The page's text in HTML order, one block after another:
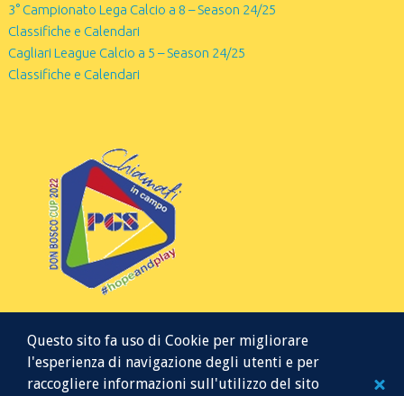
3° Campionato Lega Calcio a 8 – Season 24/25
Classifiche e Calendari
Cagliari League Calcio a 5 – Season 24/25
Classifiche e Calendari
Questo sito fa uso di Cookie per migliorare
l'esperienza di navigazione degli utenti e per
raccogliere informazioni sull'utilizzo del sito